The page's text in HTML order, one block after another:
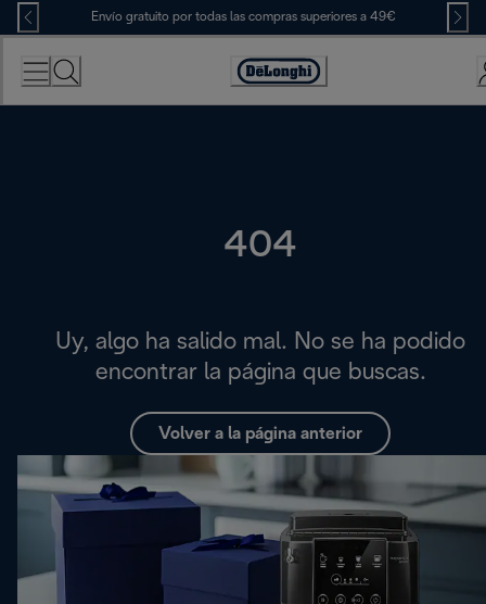
Skip
to
Content
Envío gratuito por todas las compras superiores a 49€
Accessibility
Statement
404
Uy, algo ha salido mal. No se ha podido
encontrar la página que buscas.
Volver a la página anterior